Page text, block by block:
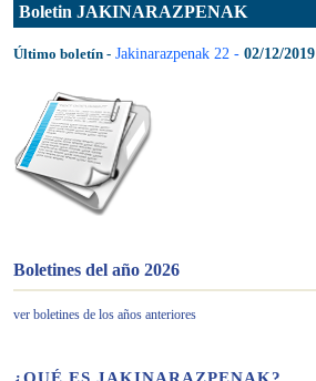
Boletin JAKINARAZPENAK
Último boletín Jakinarazpenak 22 - 02/12/2019
Boletines del año 2026
ver boletines de los años anteriores